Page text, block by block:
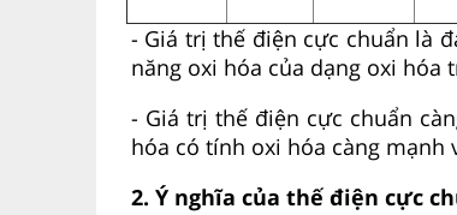
- Giá trị thế điện cực chuẩn là
năng oxi hóa của dạng oxi hóa
- Giá trị thế điện cực chuẩn
hóa có tính oxi hóa càng mạnh
2. Ý nghĩa của thế điện cực